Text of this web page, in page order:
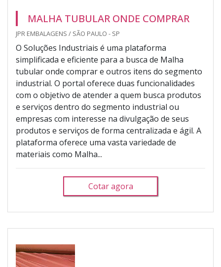
MALHA TUBULAR ONDE COMPRAR
JPR EMBALAGENS / SÃO PAULO - SP
O Soluções Industriais é uma plataforma
simplificada e eficiente para a busca de Malha
tubular onde comprar e outros itens do segmento
industrial. O portal oferece duas funcionalidades
com o objetivo de atender a quem busca produtos
e serviços dentro do segmento industrial ou
empresas com interesse na divulgação de seus
produtos e serviços de forma centralizada e ágil. A
plataforma oferece uma vasta variedade de
materiais como Malha...
Cotar agora